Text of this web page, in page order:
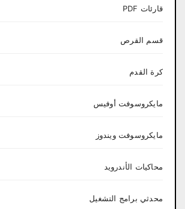
قارئات PDF
قسم القرص
كرة القدم
مايكروسوفت أوفيس
مايكروسوفت ويندوز
محاكيات الأندرويد
محدثي برامج التشغيل